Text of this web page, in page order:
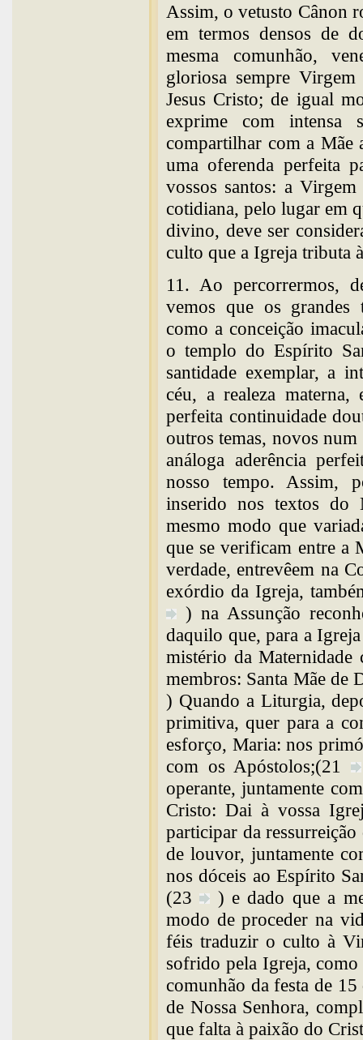
Assim, o vetusto Cânon
em termos densos de
mesma comunhão,
gloriosa sempre
Jesus Cristo; de igual
exprime com intensa
compartilhar com a Mãe
uma oferenda perfeita
vossos santos: a
cotidiana, pelo lugar em
divino, deve ser
culto que a Igreja tributa
11. Ao percorrermos,
vemos que os grandes
como a conceição
o templo do Espírito
santidade exemplar, a
céu, a realeza
perfeita continuidade
outros temas, novos
análoga aderência
nosso tempo. Assim,
inserido nos textos do
mesmo modo que
que se verificam entre a
verdade, entrevêem na
exórdio da Igreja,
) na Assunção
daquilo que, para a
mistério da Maternidade
membros: Santa Mãe de
) Quando a Liturgia,
primitiva, quer para a
esforço, Maria: nos
com os Apóstolos;(21
operante, juntamente
Cristo: Dai à vossa
participar da
de louvor, juntamente
nos dóceis ao Espírito
(23
) e dado que a
modo de proceder na
féis traduzir o culto à
sofrido pela Igreja, como
comunhão da festa de
de Nossa Senhora,
que falta à paixão do